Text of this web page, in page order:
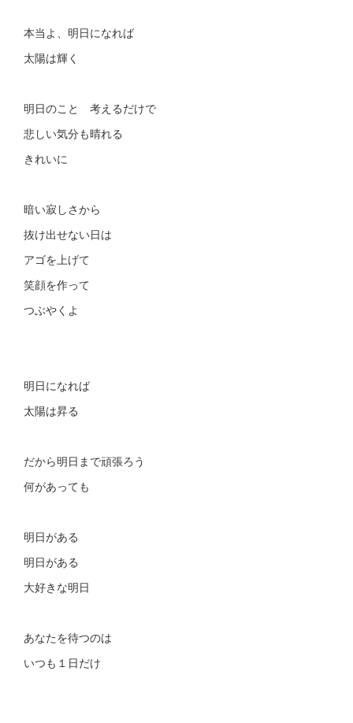
本当よ、明日になれば
太陽は輝く
明日のこと 考えるだけで
悲しい気分も晴れる
きれいに
暗い寂しさから
抜け出せない日は
アゴを上げて
笑顔を作って
つぶやくよ
明日になれば
太陽は昇る
だから明日まで頑張ろう
何があっても
明日がある
明日がある
大好きな明日
あなたを待つのは
いつも１日だけ